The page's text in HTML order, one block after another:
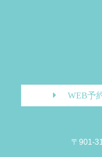
WEB予
〒901-